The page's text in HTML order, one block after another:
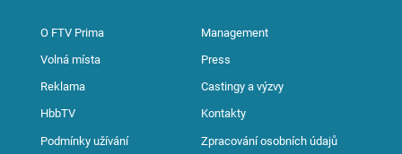
O FTV Prima Management
Volná místa Press
Reklama Castingy a výzvy
HbbTV Kontakty
Podmínky užívání Zpracování osobních údajů